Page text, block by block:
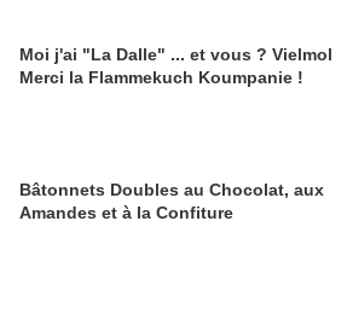
Moi j'ai "La Dalle" ... et vous ? Vielmol
Merci la Flammekuch Koumpanie !
Bâtonnets Doubles au Chocolat, aux
Amandes et à la Confiture